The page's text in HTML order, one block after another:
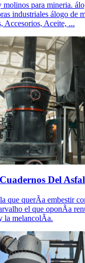
molinos para mineria.
industriales álogo de
Accesorios, Aceite, ...
Del
que querÃ­a embestir
el que oponÃ­a
la melancolÃ­a.